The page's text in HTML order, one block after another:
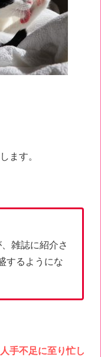
ます。
雑誌に紹介さ
するようにな
手不足に至り忙し